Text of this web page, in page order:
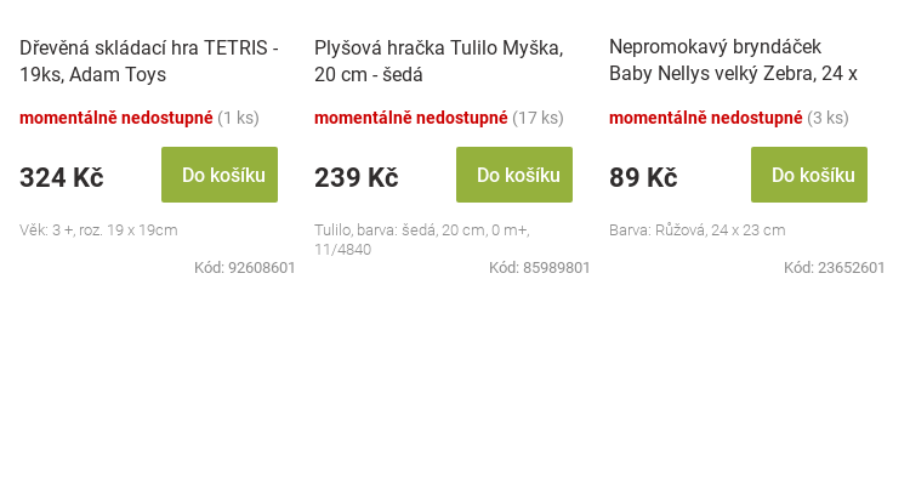
Dřevěná skládací hra TETRIS -
19ks, Adam Toys
momentálně nedostupné (1 ks)
324 Kč Do košíku
Věk: 3 +, roz. 19 x 19cm
Kód: 92608601
Plyšová hračka Tulilo Myška,
20 cm - šedá
momentálně nedostupné (17 ks)
239 Kč Do košíku
Tulilo, barva: šedá, 20 cm, 0 m+,
11/4840
Kód: 85989801
Nepromokavý bryndáček
Baby Nellys velký Zebra, 24 x
momentálně nedostupné (3 ks)
89 Kč Do košíku
Barva: Růžová, 24 x 23 cm
Kód: 23652601